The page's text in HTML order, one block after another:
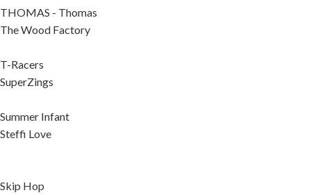
THOMAS - Thomas
The Wood Factory
T-Racers
SuperZings
Summer Infant
Steffi Love
Skip Hop